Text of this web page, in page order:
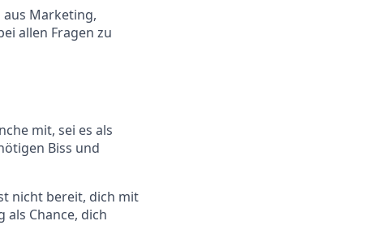
aus Marketing,
allen Fragen zu
mit, sei es als
Biss und
nicht bereit, dich mit
Chance, dich